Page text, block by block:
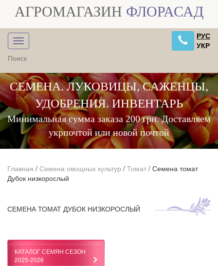
АГРОМАГАЗИН ФЛОРАСАД
РУС
УКР
СЕМЕНА. ЛУКОВИЦЫ, САЖЕНЦЫ,
УДОБРЕНИЯ. ИНВЕНТАРЬ
Минимальная сумма заказа 200 грн. Доставляем
укрпочтой или новой почтой
Главная / Семена овощных культур / Томат / Семена томат
Дубок низкорослый
СЕМЕНА ТОМАТ ДУБОК НИЗКОРОСЛЫЙ
КАТАЛОГ СЕМЯН СЕЗОН
2025-2026